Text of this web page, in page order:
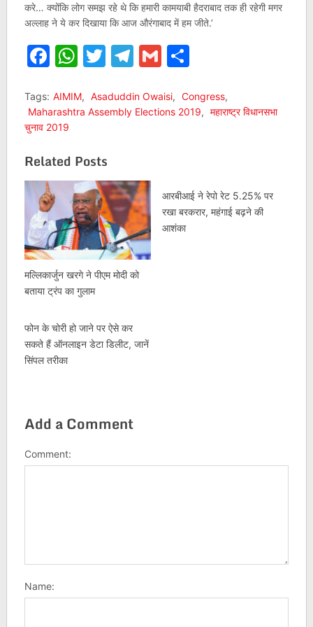
करे… क्‍योंकि लोग समझ रहे थे कि हमारी कामयाबी हैदराबाद तक ही रहेगी मगर
अल्लाह ने ये कर दिखाया कि आज औरंगाबाद में हम जीते.’
Facebook
WhatsApp
Twitter
Telegram
GmailShare
Tags: AIMIM, Asaduddin Owaisi, Congress,
Maharashtra Assembly Elections 2019, महाराष्ट्र विधानसभा
चुनाव 2019
Related Posts
मल्लिकार्जुन खरगे ने पीएम मोदी को
बताया ट्रंप का गुलाम
आरबीआई ने रेपो रेट 5.25% पर
रखा बरकरार, महंगाई बढ़ने की
आशंका
फोन के चोरी हो जाने पर ऐसे कर
सकते हैं ऑनलाइन डेटा डिलीट, जानें
सिंपल तरीका
Add a Comment
Comment:
Name: